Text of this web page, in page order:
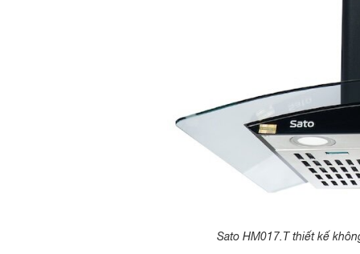
Sato HM017.T thiết kế